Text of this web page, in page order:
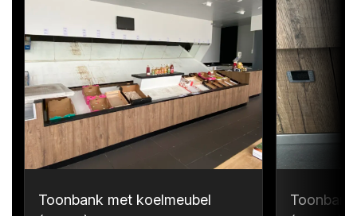
Toonbank met koelmeubel